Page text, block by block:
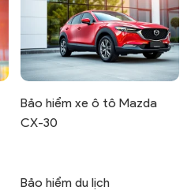
Bảo hiểm xe ô tô Mazda
CX-30
Bảo hiểm du lịch